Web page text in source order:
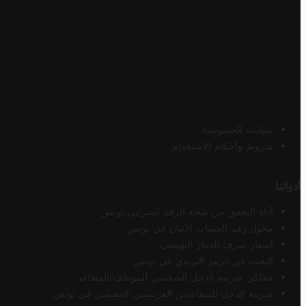
سياسة الخصوصية
شروط وأحكام الاستخدام
أدواتنا
أداة التحقق من صحة الرقم الضريبي تونس
محول رقم الحساب الآيبان في تونس
أسعار صرف الدينار التونسي
البحث عن الرمز البريدي في تونس
محاكي ضريبة الدخل الشخصي للموظف/المتقاعد
ضريبة الدخل للمتقاعدين الفرنسيين المقيمين في تونس